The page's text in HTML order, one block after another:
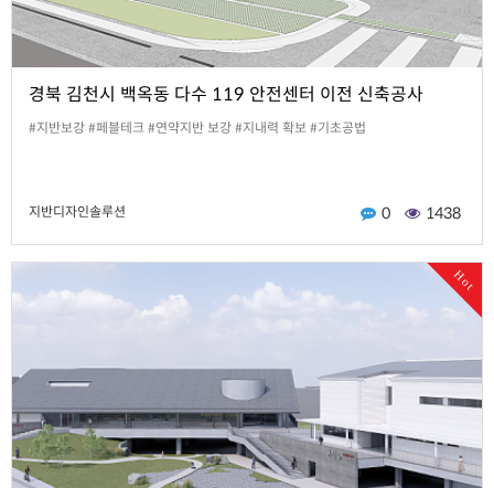
경북 김천시 백옥동 다수 119 안전센터 이전 신축공사
#지반보강 #페블테크 #연약지반 보강 #지내력 확보 #기초공법
지반디자인솔루션 0 1438
Hot